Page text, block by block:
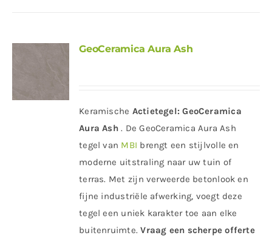
GeoCeramica Aura Ash
Keramische Actietegel: GeoCeramica
Aura Ash. De GeoCeramica Aura Ash
tegel van MBI brengt een stijlvolle en
moderne uitstraling naar uw tuin of
terras. Met zijn verweerde betonlook en
fijne industriële afwerking, voegt deze
tegel een uniek karakter toe aan elke
buitenruimte.Vraag een scherpe offerte